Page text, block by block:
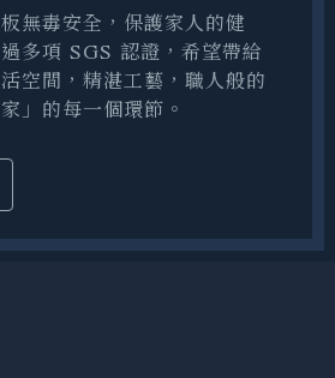
無毒安全，保護家人的健
多項 SGS 認證，希望帶給
空間，精湛工藝，職人般的
」的每一個環節。